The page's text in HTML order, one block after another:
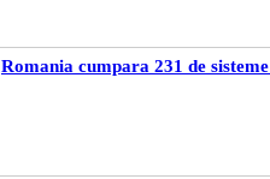
Romania cumpara 231 de